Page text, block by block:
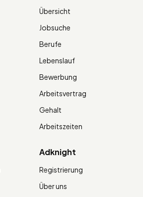
Übersicht
Jobsuche
Berufe
Lebenslauf
Bewerbung
Arbeitsvertrag
Gehalt
Arbeitszeiten
Adknight
Registrierung
Über uns